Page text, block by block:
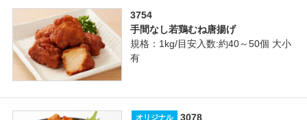
3754
手間なし若鶏むね唐揚げ
規格：1kg/目安入数:約40～50個 大小
有
オリジナル
3078